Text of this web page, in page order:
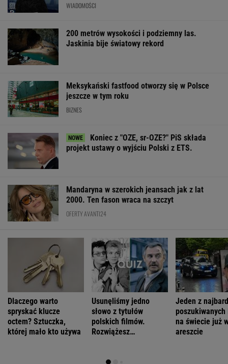
WIADOMOŚCI
200 metrów wysokości i podziemny las.
Jaskinia bije światowy rekord
Meksykański fastfood otworzy się w Polsce
jeszcze w tym roku
BIZNES
Koniec z "OZE, sr-OZE?" PiS składa
projekt ustawy o wyjściu Polski z ETS.
Mandaryna w szerokich jeansach jak z lat
2000. Ten fason wraca na szczyt
OFERTY AVANTI24
Dlaczego warto
spryskać klucze
octem? Sztuczka,
której mało kto używa
Usunęliśmy jedno
słowo z tytułów
polskich filmów.
Rozwiążesz
Jeden z
poszukiwanych
na świecie już
areszcie